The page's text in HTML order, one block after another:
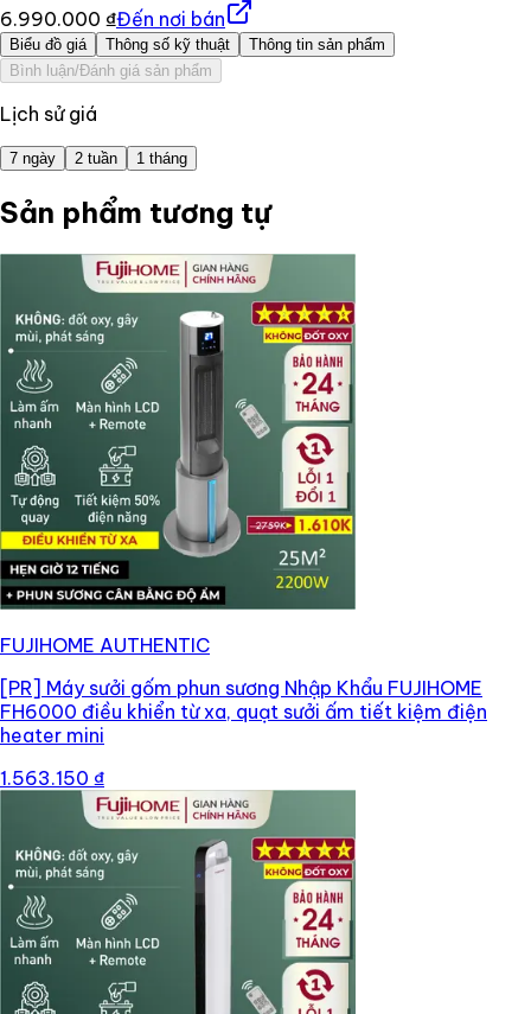
6.990.000 ₫Đến nơi bán
Biểu đồ giá Thông số kỹ thuật
Thông tin sản phẩm
Bình luận/Đánh giá sản phẩm
Lịch sử giá
7 ngày 2 tuần 1 tháng
Sản phẩm tương tự
FUJIHOME AUTHENTIC
[PR] Máy sưởi gốm phun sương Nhập Khẩu FUJIHOME
FH6000 điều khiển từ xa, quạt sưởi ấm tiết kiệm điện
heater mini
1.563.150 ₫